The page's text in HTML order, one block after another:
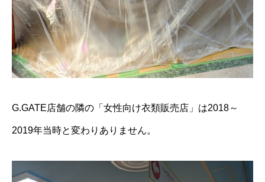
G.GATE店舗の隣の「女性向け衣類販売店」は2018～
2019年当時と変わりありません。